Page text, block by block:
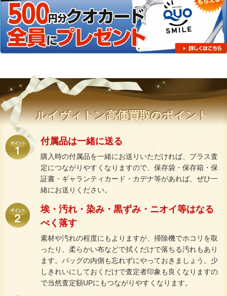
ルイヴィトン高価買取のポイント
付属品は一緒に送る
購入時の付属品を一緒にお送りいただければ、プラス査
定につながりやすくなりますので、保存袋・保存箱・保
証書・ギャランティカード・カデナ等があれば、ぜひ一
緒にお送りください。
埃・汚れ・染み・黒ずみ・ニオイ等はなる
べく落す
素材や汚れの程度にもよりますが、掃除機でホコリを取
ったり、柔らかい布などで拭くだけで落ちる汚れもあり
ます。バッグの内側も忘れずにやっておきましょう。少
しきれいにしておくだけで査定者印象も良くなりますの
で当然査定額UPにもつながりやすくなります。